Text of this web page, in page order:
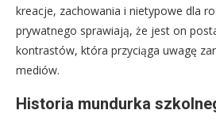
kreacje, zachowania i nietypowe dla
prywatnego sprawiają, że jest on
kontrastów, która przyciąga uwagę
mediów.
Historia mundurka